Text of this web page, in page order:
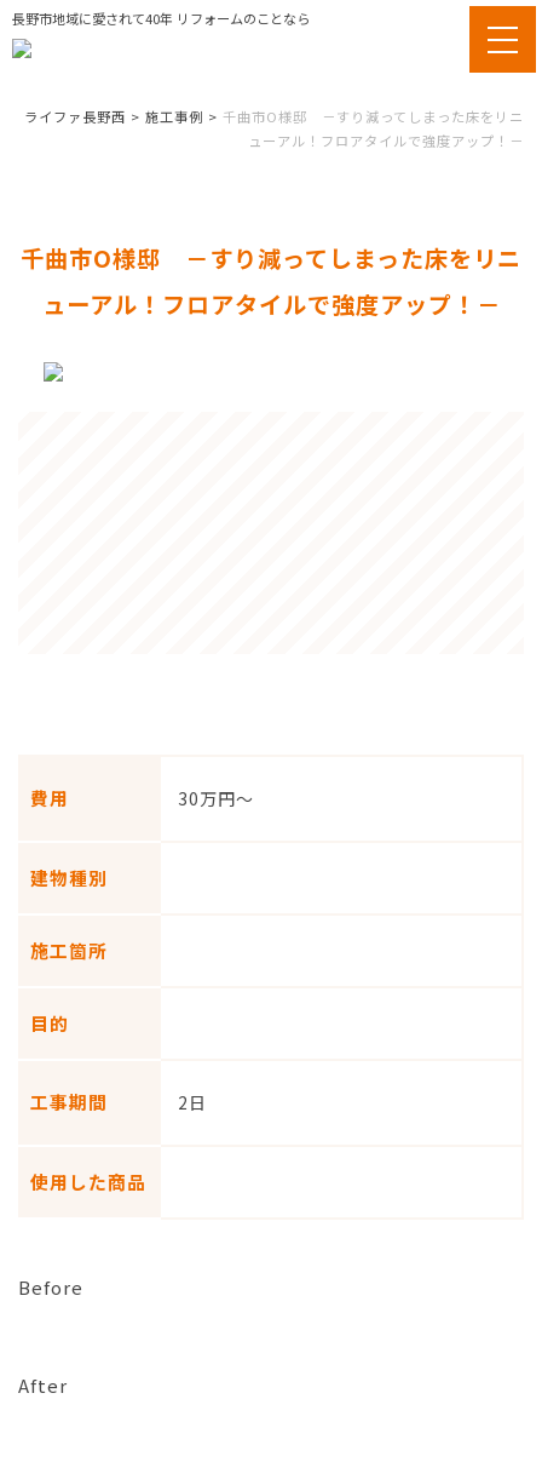
長野市地域に愛されて40年 リフォームのことなら
ライファ長野西 > 施工事例 > 千曲市O様邸 －すり減ってしまった床をリニ
ューアル！フロアタイルで強度アップ！－
千曲市O様邸 －すり減ってしまった床をリニ
ューアル！フロアタイルで強度アップ！－
費用 30万円～
建物種別
施工箇所
目的
工事期間 2日
使用した商品
Before
After